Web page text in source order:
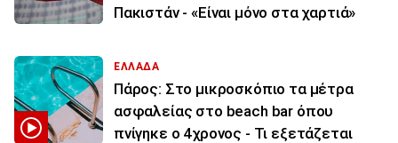
Πακιστάν - «Είναι μόνο στα χαρτιά»
ΕΛΛΑΔΑ
Πάρος: Στο μικροσκόπιο τα μέτρα
ασφαλείας στο beach bar όπου
πνίγηκε ο 4χρονος - Τι εξετάζεται